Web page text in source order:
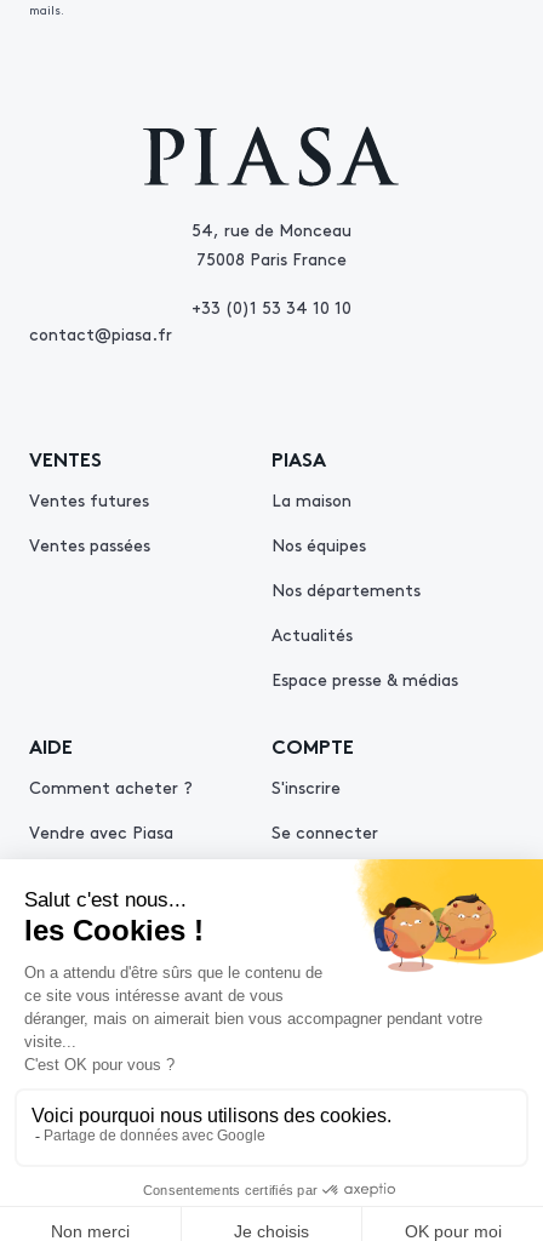
54, rue de Monceau
75008 Paris France
+33 (0)1 53 34 10 10
contact@piasa.fr
VENTES
Ventes futures
Ventes passées
PIASA
La maison
Nos équipes
Nos départements
Actualités
Espace presse & médias
AIDE
Comment acheter ?
Vendre avec Piasa
COMPTE
S'inscrire
Se connecter
mails.
Politiques de confidentialitéPolitique cookies
Conditions générales d'utilisation